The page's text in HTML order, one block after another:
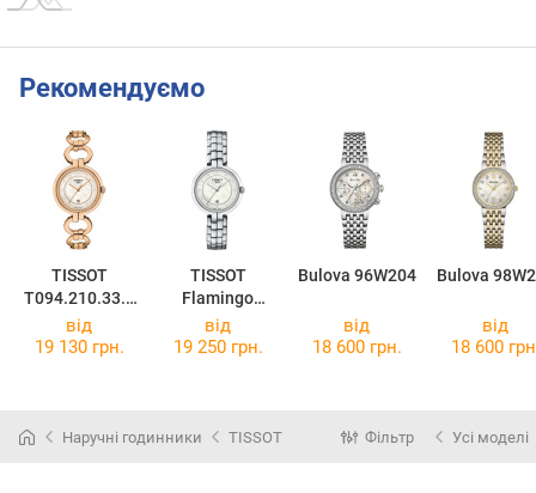
Рекомендуємо
TISSOT
T094.210.33.1
16.01
TISSOT
Flamingo
T094.210.11.1
16.01
Bulova 96W204 Bulova
від
19 130 грн.
від
19 250 грн.
від
18 600 грн.
від
18 600
Наручні годинники TISSOT Фільтр Усі моделі